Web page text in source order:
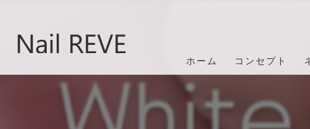
ホーム コンセプト